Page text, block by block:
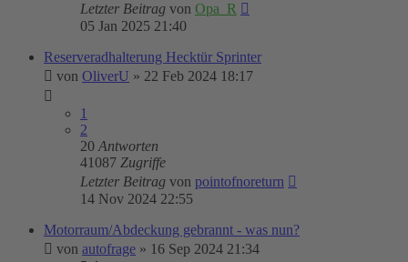
Letzter Beitrag von Opa_R
05 Jan 2025 21:40
Reserveradhalterung Hecktür Sprinter
von OliverU » 22 Feb 2024 18:17
1
2
20 Antworten
41087 Zugriffe
Letzter Beitrag von pointofnoreturn
14 Nov 2024 22:55
Motorraum/Abdeckung gebrannt - was nun?
von autofrage » 16 Sep 2024 21:34